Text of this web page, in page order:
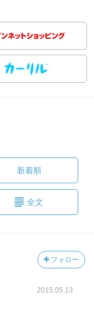
新着順
全文
フォロー
2015.05.13